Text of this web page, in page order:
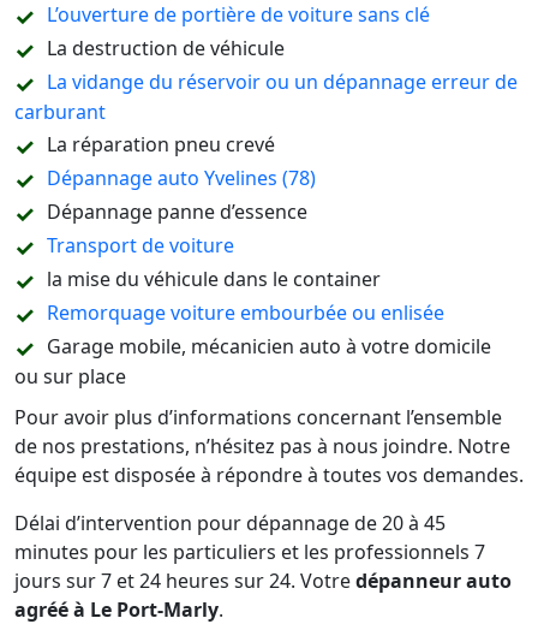
L’ouverture de portière de voiture sans clé
La destruction de véhicule
La vidange du réservoir ou un dépannage erreur de
carburant
La réparation pneu crevé
Dépannage auto Yvelines (78)
Dépannage panne d’essence
Transport de voiture
la mise du véhicule dans le container
Remorquage voiture embourbée ou enlisée
Garage mobile, mécanicien auto à votre domicile
ou sur place
Pour avoir plus d’informations concernant l’ensemble
de nos prestations, n’hésitez pas à nous joindre. Notre
équipe est disposée à répondre à toutes vos demandes.
Délai d’intervention pour dépannage de 20 à 45
minutes pour les particuliers et les professionnels 7
jours sur 7 et 24 heures sur 24. Votredépanneur auto
agréé à Le Port-Marly.